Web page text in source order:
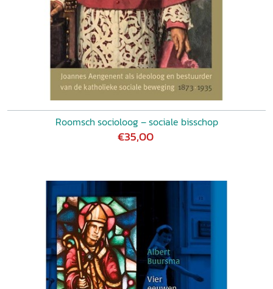
Roomsch socioloog – sociale bisschop
€35,00